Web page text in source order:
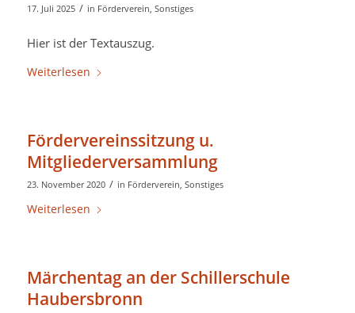
17. Juli 2025 / in Förderverein, Sonstiges
Hier ist der Textauszug.
Weiterlesen
Fördervereinssitzung u.
Mitgliederversammlung
23. November 2020 / in Förderverein Sonstiges
Weiterlesen
Märchentag an der Schillerschule
Haubersbronn